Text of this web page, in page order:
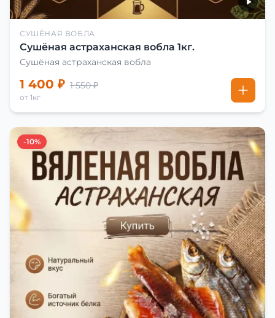
СУШЁНАЯ ВОБЛА
Сушёная астраханская вобла 1кг.
Сушёная астраханская вобла
1 400 ₽ 1 550 ₽
от 1кг
-10%